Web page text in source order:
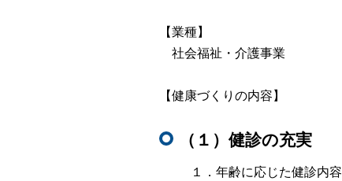
【業種】
社会福祉・介護事業
【健康づくりの内容】
（１）健診の充実
１．年齢に応じた健診内容